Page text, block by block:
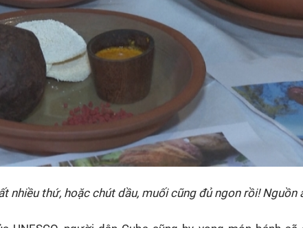
nhiều thứ, hoặc chút dầu, muối cũng đủ ngon rồi! Nguồn